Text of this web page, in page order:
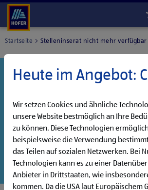
Startseite Stelleninserat nicht mehr verfügbar
haben noch weitere Jobs, die
Danke für dein
Entdecke unsere offenen Jobs oder
persönlichen Jobalarm:
Jobsuche
Heute im Angebot:
Wir setzen Cookies und ähnliche
unsere Website bestmöglich an Ihre
zu können. Diese Technologien
beispielsweise die Verwendung
das Teilen auf sozialen Netzwerken. Bei
Technologien kann es zu einer
Anbieter in Drittstaaten, wie
kommen. Da die USA laut Europäischem